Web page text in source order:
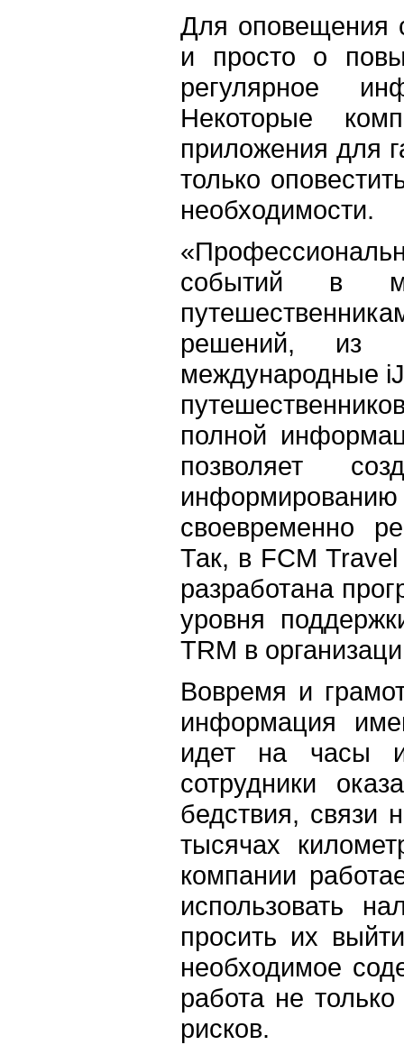
Для оповещения
и просто о
регулярное
Некоторые
приложения для
только
необходимости.
событий в
решений, из
международные
полной
позволяет
информированию
своевременно
Так, в FCM
разработана
уровня
TRM в
Вовремя и
информация
идет на часы
сотрудники
бедствия, связи
тысячах
компании
использовать
просить их
необходимое
работа не
рисков.